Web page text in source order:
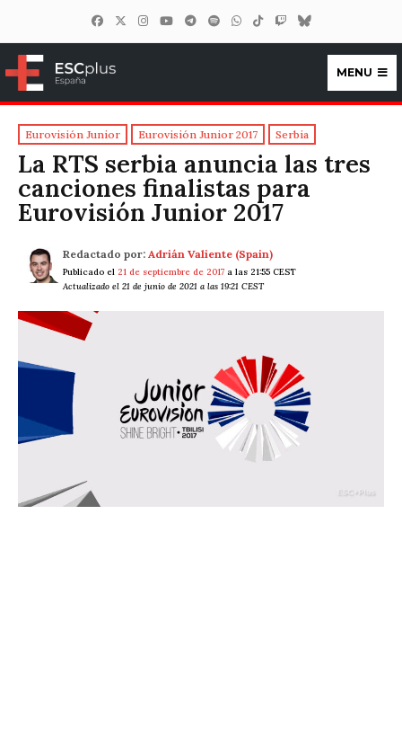
ESCplus España
MENU
Eurovisión Junior Eurovisión Junior 2017 Serbia
La RTS serbia anuncia las tres
canciones finalistas para
Eurovisión Junior 2017
Redactado por: Adrián Valiente (Spain)
Publicado el 21 de septiembre de 2017 a las 21:55 CEST
Actualizado el 21 de junio de 2021 a las 19:21 CEST